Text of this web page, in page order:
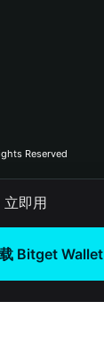
Reserved
即用
Bitget Wallet